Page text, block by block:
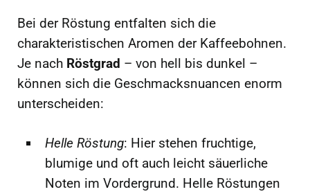
Bei der Röstung entfalten sich die
charakteristischen Aromen der Kaffeebohnen.
Je nach Röstgrad – von hell bis dunkel –
können sich die Geschmacksnuancen enorm
unterscheiden:
Helle Röstung: Hier stehen fruchtige,
blumige und oft auch leicht säuerliche
Noten im Vordergrund. Helle Röstungen